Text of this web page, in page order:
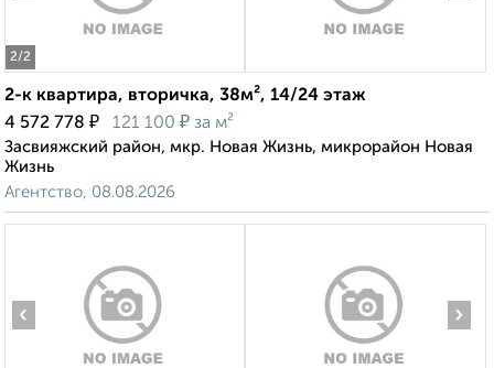
2/2
2-к квартира, вторичка, 38м², 14/24 этаж
4 572 778 ₽ 121 100 ₽ за м²
Засвияжский район, мкр. Новая Жизнь, микрорайон Новая
Жизнь
Агентство, 08.08.2026
‹ ›